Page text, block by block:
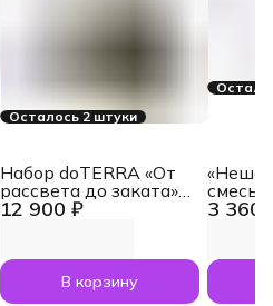
Осталось 2 штуки
12 900 ₽
Набор doTERRA «От
рассвета до заката»
увлажнитель воздуха
по 5 мл
В корзину
3 360
смесь